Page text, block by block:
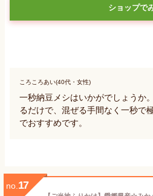
ショップで
ころころあい(40代・女性)
一秒納豆メシはいかがでしょうか
るだけで、混ぜる手間なく一秒で
でおすすめです。
no. 17